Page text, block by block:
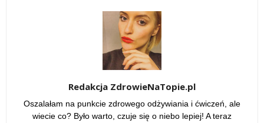
Redakcja ZdrowieNaTopie.pl
Oszalałam na punkcie zdrowego odżywiania i ćwiczeń, ale
wiecie co? Było warto, czuje się o niebo lepiej! A teraz